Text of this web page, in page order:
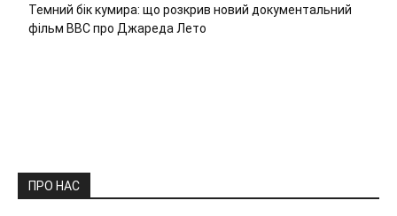
Темний бік кумира: що розкрив новий документальний
фільм ВВС про Джареда Лето
ПРО НАС